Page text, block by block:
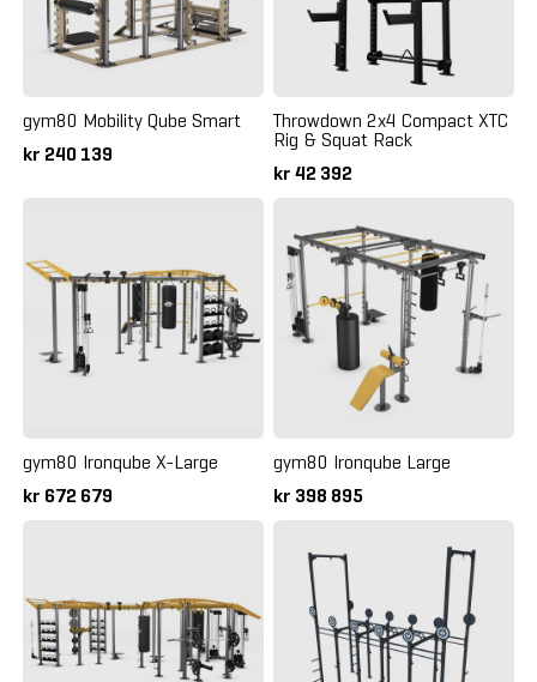
gym80 Mobility Qube Smart
kr 240 139
Throwdown 2x4 Compact XTC
Rig & Squat Rack
kr 42 392
gym80 Ironqube X-Large
kr 672 679
gym80 Ironqube Large
kr 398 895